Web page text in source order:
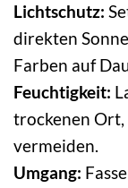
Lichtschutz:
direkten
Farben auf
Feuchtigkeit:
trockenen Ort,
vermeiden.
Umgang: